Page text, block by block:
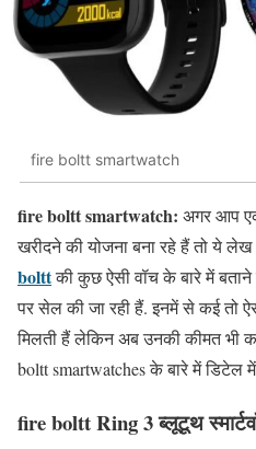
fire boltt smartwatch
fire boltt smartwatch: अगर आप एक
खरीदने की योजना बना रहे हैं तो ये
bolttकी कुछ ऐसी वॉच के बारे में बताने
पर सेल की जा रही हैं. इनमें से कई तो
मिलती हैं लेकिन अब उनकी कीमत भी
boltt smartwatches के बारे में डिटेल
fire boltt Ring 3 ब्लूटूथ